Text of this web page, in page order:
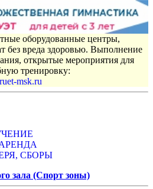
оборудованные центры,
без вреда здоровью. Выполнение
открытые мероприятия для
тренировку:
msk.ru
СБОРЫ
зала (Спорт зоны)